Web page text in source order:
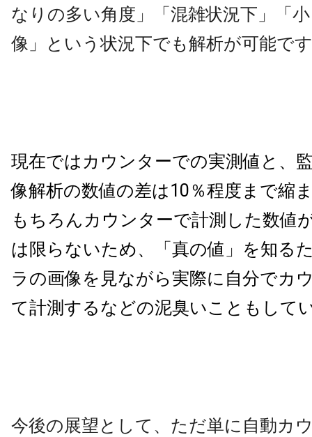
なりの多い角度」「混雑状況下」「
像」という状況下でも解析が可能で
現在ではカウンターでの実測値と、
像解析の数値の差は10％程度まで縮
もちろんカウンターで計測した数値
は限らないため、「真の値」を知る
ラの画像を見ながら実際に自分でカ
て計測するなどの泥臭いこともして
今後の展望として、ただ単に自動カ